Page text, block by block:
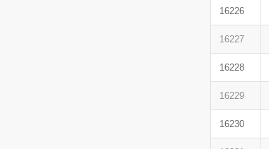
16226
16227
16228
16229
16230